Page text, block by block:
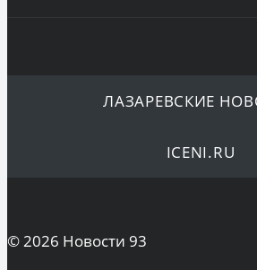
ЛАЗАРЕВСКИЕ
ICENI.RU
© 2026 Новости 93